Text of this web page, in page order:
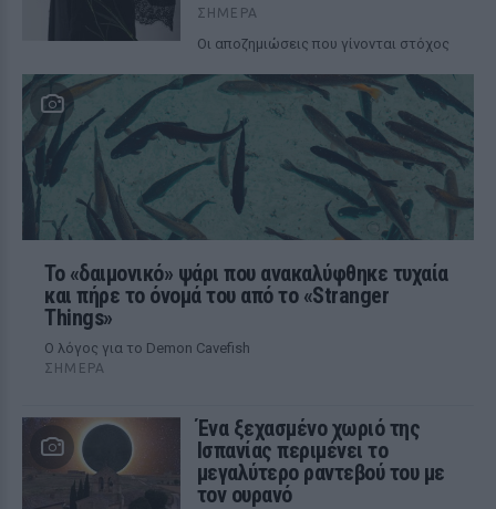
ΣΉΜΕΡΑ
Οι αποζημιώσεις που γίνονται στόχος
Το «δαιμονικό» ψάρι που ανακαλύφθηκε τυχαία
και πήρε το όνομά του από το «Stranger
Things»
Ο λόγος για το Demon Cavefish
ΣΉΜΕΡΑ
Ένα ξεχασμένο χωριό της
Ισπανίας περιμένει το
μεγαλύτερο ραντεβού του με
τον ουρανό